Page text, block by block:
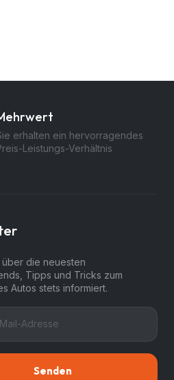
erhalten ein hervorragendes
Leistungs-Verhältnis
die neuesten
Tipps und Tricks zum
Autos stets informiert.
Senden